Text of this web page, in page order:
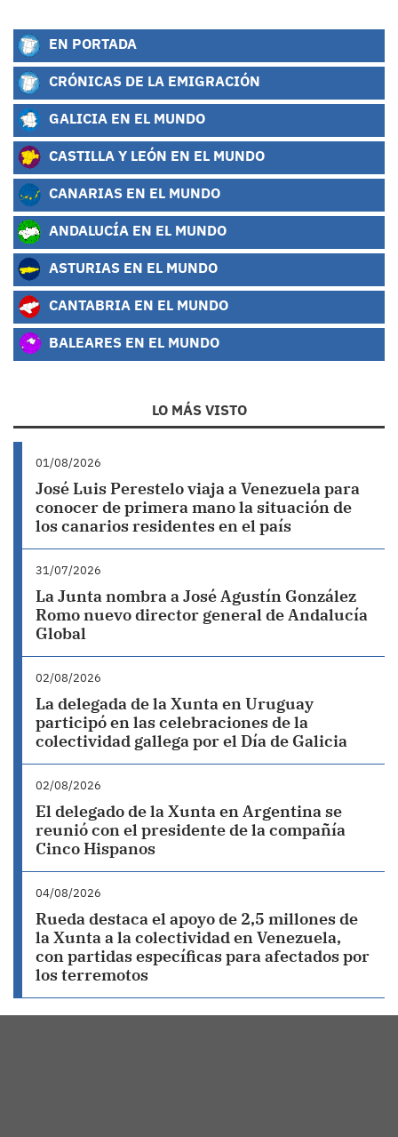
EN PORTADA
CRÓNICAS DE LA EMIGRACIÓN
GALICIA EN EL MUNDO
CASTILLA Y LEÓN EN EL MUNDO
CANARIAS EN EL MUNDO
ANDALUCÍA EN EL MUNDO
ASTURIAS EN EL MUNDO
CANTABRIA EN EL MUNDO
BALEARES EN EL MUNDO
LO MÁS VISTO
01/08/2026
José Luis Perestelo viaja a Venezuela para
conocer de primera mano la situación de
los canarios residentes en el país
31/07/2026
La Junta nombra a José Agustín González
Romo nuevo director general de Andalucía
Global
02/08/2026
La delegada de la Xunta en Uruguay
participó en las celebraciones de la
colectividad gallega por el Día de Galicia
02/08/2026
El delegado de la Xunta en Argentina se
reunió con el presidente de la compañía
Cinco Hispanos
04/08/2026
Rueda destaca el apoyo de 2,5 millones de
la Xunta a la colectividad en Venezuela,
con partidas específicas para afectados por
los terremotos